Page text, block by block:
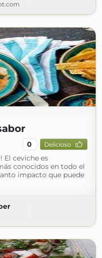
0 Delicioso
El ceviche es
conocidos en todo el
impacto que puede